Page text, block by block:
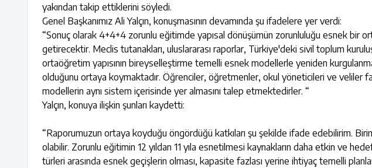
yakından takip ettiklerini söyledi.
Genel Başkanımız Ali Yalçın, konuşmasının devamında şu ifadelere yer verdi:
“Sonuç olarak 4+4+4 zorunlu eğitimde yapısal dönüşümün zorunluluğu esnek bir
getirecektir. Meclis tutanakları, uluslararası raporlar, Türkiye'deki sivil toplum
ortaöğretim yapısının bireyselleştirme temelli esnek modellerle yeniden
olduğunu ortaya koymaktadır. Öğrenciler, öğretmenler, okul yöneticileri ve veliler
modellerin aynı sistem içerisinde yer almasını talep etmektedirler. “
Yalçın, konuya ilişkin şunları kaydetti:
“Raporumuzun ortaya koyduğu öngördüğü katkıları şu şekilde ifade edebilirim.
olabilir. Zorunlu eğitimin 12 yıldan 11 yıla esnetilmesi kaynakların daha etkin ve
türleri arasında esnek geçişlerin olması, kapasite fazlası yerine ihtiyaç temelli